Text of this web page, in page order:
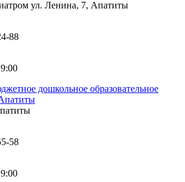
ул. Ленина, 7, Апатиты
88
дошкольное образовательное
58